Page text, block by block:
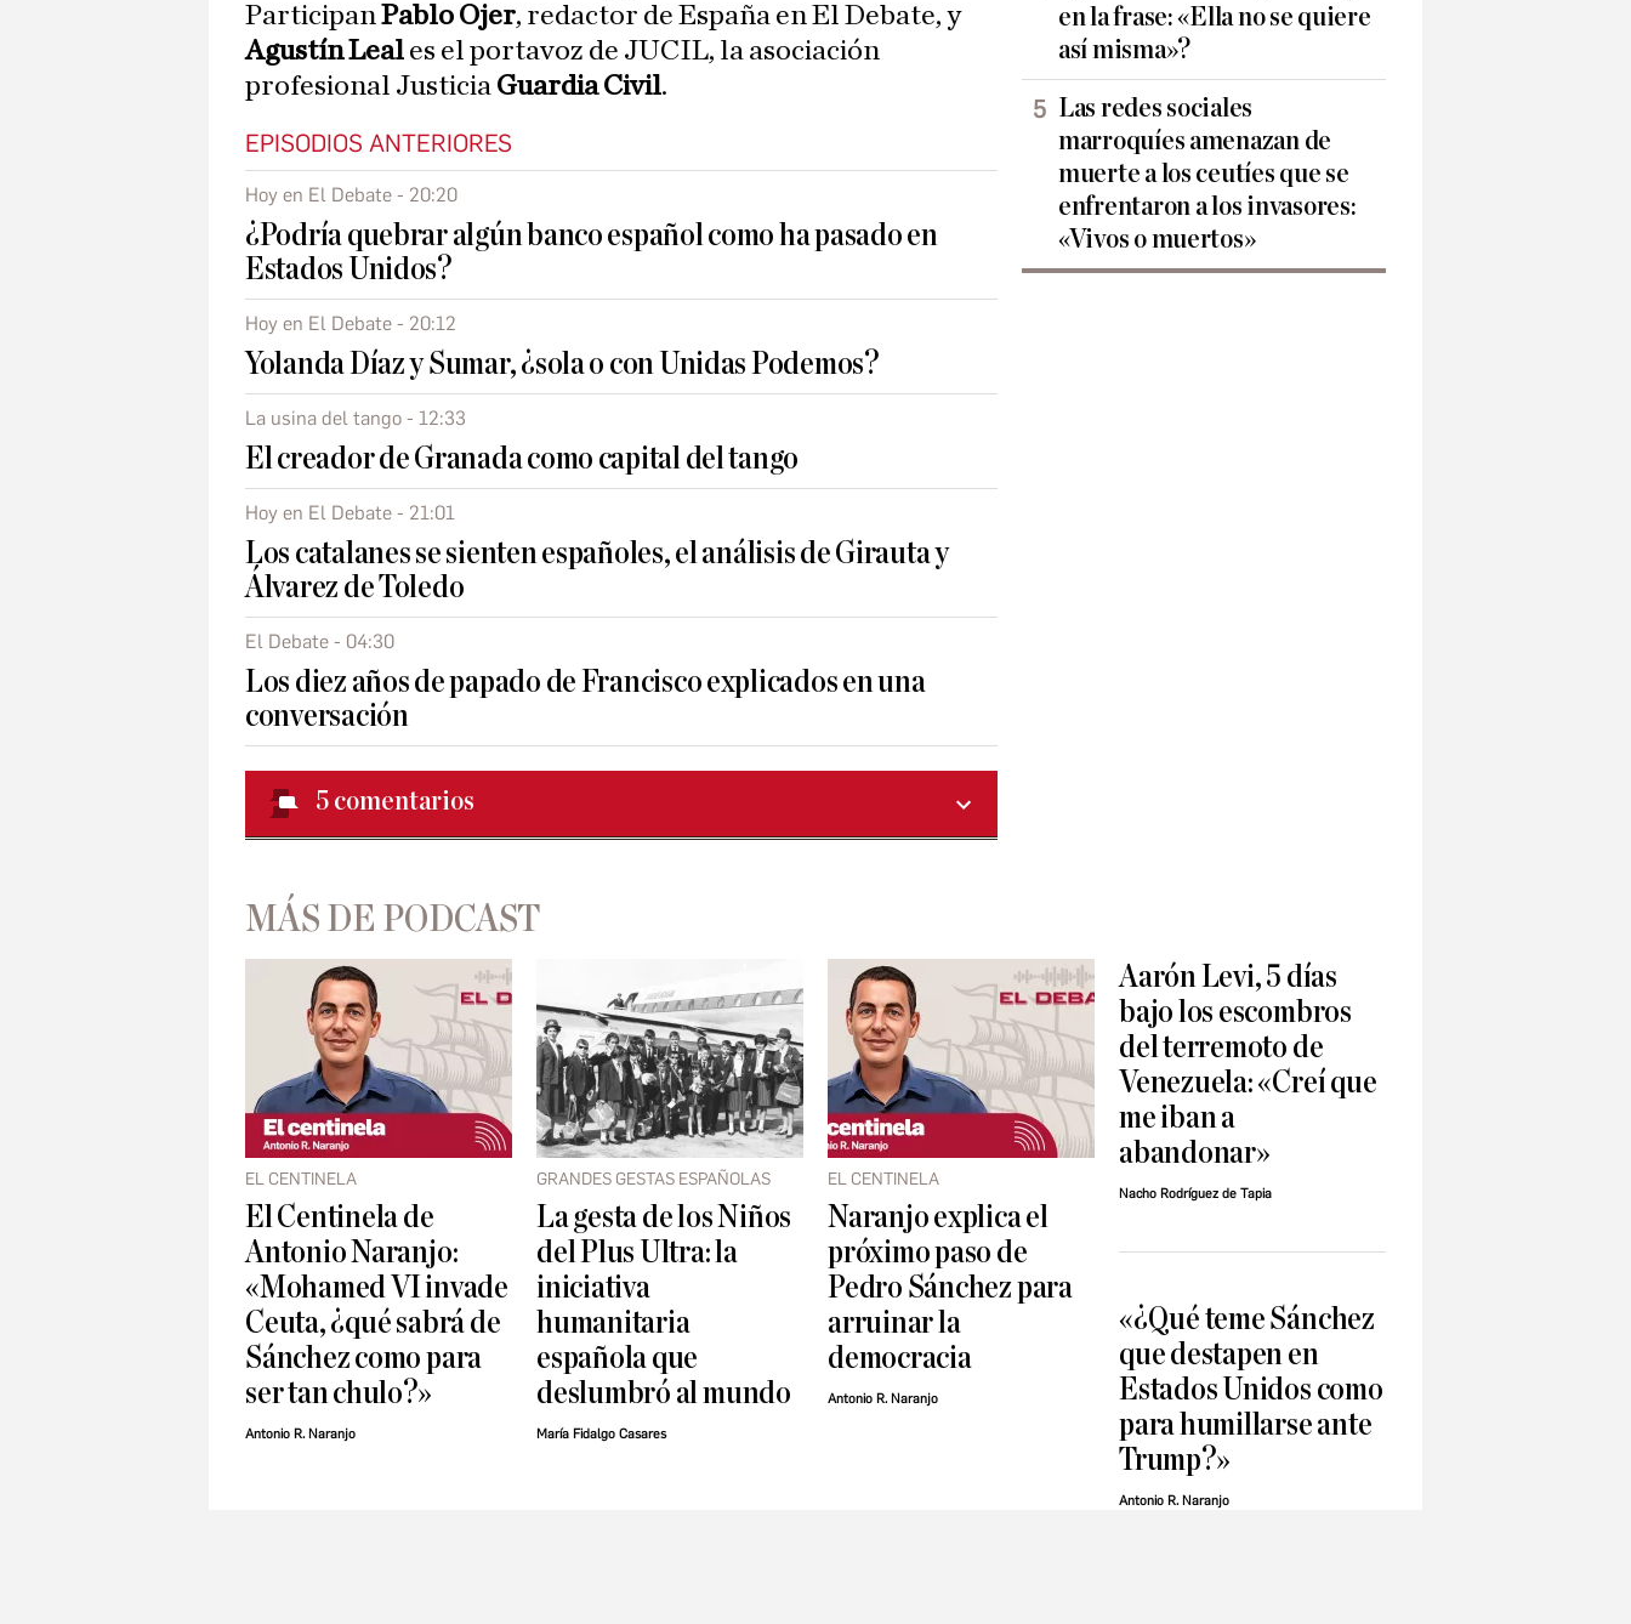
ParticipanPablo Ojer, redactor de España en El Debate, y
Agustín Leal es el portavoz de JUCIL, la asociación
profesional Justicia Guardia Civil.
EPISODIOS ANTERIORES
Hoy en El Debate - 20:20
¿Podría quebrar algún banco español como ha pasado en
Estados Unidos?
Hoy en El Debate - 20:12
Yolanda Díaz y Sumar, ¿sola o con Unidas Podemos?
La usina del tango - 12:33
El creador de Granada como capital del tango
Hoy en El Debate - 21:01
Los catalanes se sienten españoles, el análisis de Girauta y
Álvarez de Toledo
El Debate - 04:30
Los diez años de papado de Francisco explicados en una
conversación
5 comentarios
en la frase: «Ella no se quiere
así misma»?
Las redes sociales
marroquíes amenazan de
muerte a los ceutíes que se
enfrentaron a los invasores:
«Vivos o muertos»
MÁS DE PODCAST
EL CENTINELA
El Centinela de
Antonio Naranjo:
«Mohamed VI invade
Ceuta, ¿qué sabrá de
Sánchez como para
ser tan chulo?»
Antonio R. Naranjo
GRANDES GESTAS ESPAÑOLAS
La gesta de los Niños
del Plus Ultra: la
iniciativa
humanitaria
española que
deslumbró al mundo
María Fidalgo Casares
EL CENTINELA
Naranjo explica el
próximo paso de
Pedro Sánchez para
arruinar la
democracia
Antonio R. Naranjo
Aarón Levi, 5 días
bajo los escombros
del terremoto de
Venezuela: «Creí que
me iban a
abandonar»
Nacho Rodríguez de Tapia
«¿Qué teme Sánchez
que destapen en
Estados Unidos como
para humillarse ante
Trump?»
Antonio R. Naranjo